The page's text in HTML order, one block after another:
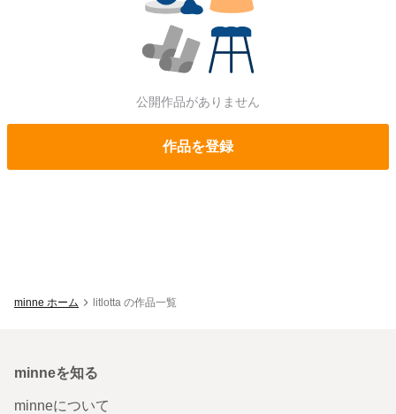
公開作品がありません
作品を登録
minne ホーム litlotta の作品一覧
minneを知る
minneについて